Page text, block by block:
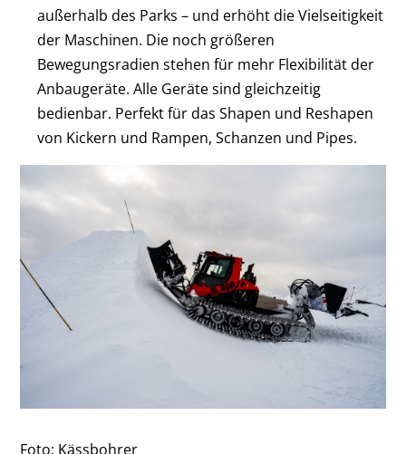
außerhalb des Parks – und erhöht die Vielseitigkeit
der Maschinen. Die noch größeren
Bewegungsradien stehen für mehr Flexibilität der
Anbaugeräte. Alle Geräte sind gleichzeitig
bedienbar. Perfekt für das Shapen und Reshapen
von Kickern und Rampen, Schanzen und Pipes.
Foto: Kässbohrer